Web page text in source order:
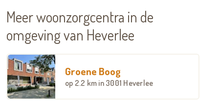
Meer woonzorgcentra in de
omgeving van Heverlee
Groene Boog
op 2.2 km in 3001 Heverlee